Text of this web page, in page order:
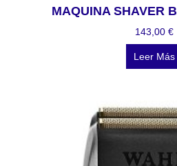
MAQUINA SHAVER
143,00 €
Leer Más